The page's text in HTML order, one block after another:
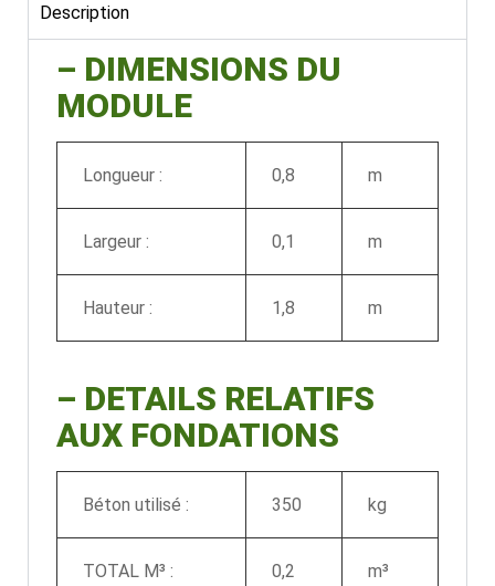
Description
– DIMENSIONS DU
MODULE
Longueur : 0,8 m
Largeur : 0,1 m
Hauteur : 1,8 m
– DETAILS RELATIFS
AUX FONDATIONS
Béton utilisé : 350 kg
TOTAL M³ : 0,2 m³